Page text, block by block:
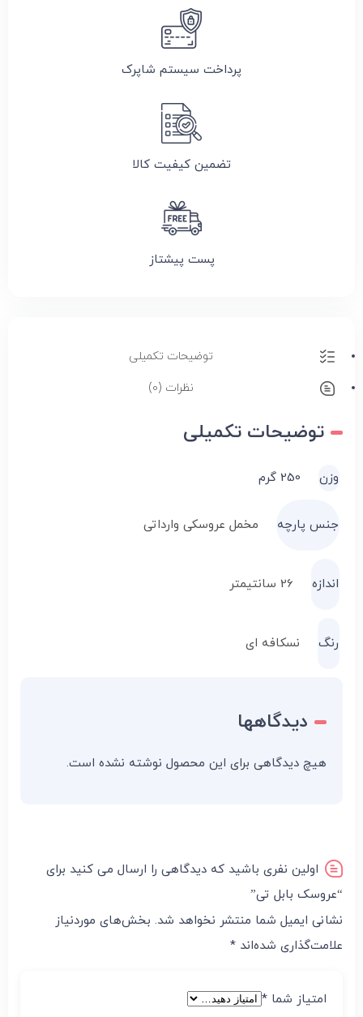
پرداخت سیستم شاپرک
تضمین کیفیت کالا
پست پیشتاز
توضیحات تکمیلی
نظرات (0)
توضیحات تکمیلی
وزن 250 گرم
جنس پارچه مخمل عروسکی وارداتی
اندازه 26 سانتیمتر
رنگ نسکافه ای
دیدگاهها
هیچ دیدگاهی برای این محصول نوشته نشده است.
اولین نفری باشید که دیدگاهی را ارسال می کنید برای
“عروسک بابل تی”
نشانی ایمیل شما منتشر نخواهد شد. بخش‌های موردنیاز
علامت‌گذاری شده‌اند *
امتیاز شما *